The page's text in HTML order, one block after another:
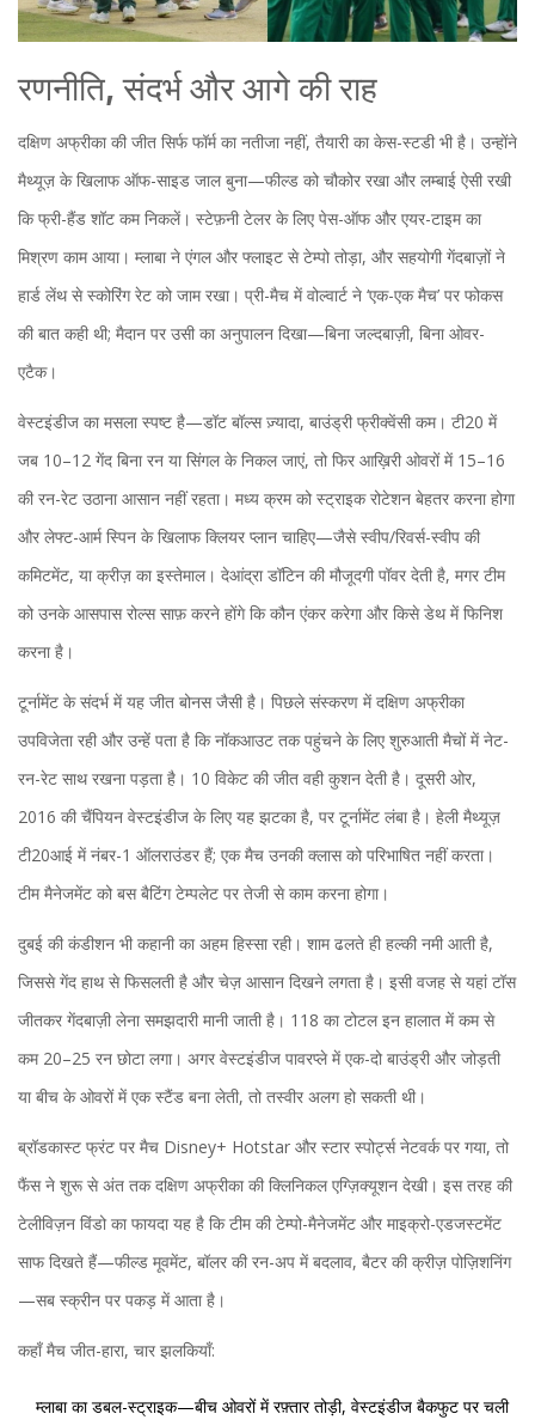
रणनीति, संदर्भ और आगे की राह
दक्षिण अफ्रीका की जीत सिर्फ फॉर्म का नतीजा नहीं, तैयारी का केस-स्टडी भी है। उन्होंने
मैथ्यूज़ के खिलाफ ऑफ-साइड जाल बुना—फील्ड को चौकोर रखा और लम्बाई ऐसी रखी
कि फ्री-हैंड शॉट कम निकलें। स्टेफ़नी टेलर के लिए पेस-ऑफ और एयर-टाइम का
मिश्रण काम आया। म्लाबा ने एंगल और फ्लाइट से टेम्पो तोड़ा, और सहयोगी गेंदबाज़ों ने
हार्ड लेंथ से स्कोरिंग रेट को जाम रखा। प्री-मैच में वोल्वार्ट ने ‘एक-एक मैच’ पर फोकस
की बात कही थी; मैदान पर उसी का अनुपालन दिखा—बिना जल्दबाज़ी, बिना ओवर-
एटैक।
वेस्टइंडीज का मसला स्पष्ट है—डॉट बॉल्स ज़्यादा, बाउंड्री फ्रीक्वेंसी कम। टी20 में
जब 10–12 गेंद बिना रन या सिंगल के निकल जाएं, तो फिर आख़िरी ओवरों में 15–16
की रन-रेट उठाना आसान नहीं रहता। मध्य क्रम को स्ट्राइक रोटेशन बेहतर करना होगा
और लेफ्ट-आर्म स्पिन के खिलाफ क्लियर प्लान चाहिए—जैसे स्वीप/रिवर्स-स्वीप की
कमिटमेंट, या क्रीज़ का इस्तेमाल। देआंद्रा डॉटिन की मौजूदगी पॉवर देती है, मगर टीम
को उनके आसपास रोल्स साफ़ करने होंगे कि कौन एंकर करेगा और किसे डेथ में फिनिश
करना है।
टूर्नामेंट के संदर्भ में यह जीत बोनस जैसी है। पिछले संस्करण में दक्षिण अफ्रीका
उपविजेता रही और उन्हें पता है कि नॉकआउट तक पहुंचने के लिए शुरुआती मैचों में नेट-
रन-रेट साथ रखना पड़ता है। 10 विकेट की जीत वही कुशन देती है। दूसरी ओर,
2016 की चैंपियन वेस्टइंडीज के लिए यह झटका है, पर टूर्नामेंट लंबा है। हेली मैथ्यूज़
टी20आई में नंबर-1 ऑलराउंडर हैं; एक मैच उनकी क्लास को परिभाषित नहीं करता।
टीम मैनेजमेंट को बस बैटिंग टेम्पलेट पर तेजी से काम करना होगा।
दुबई की कंडीशन भी कहानी का अहम हिस्सा रही। शाम ढलते ही हल्की नमी आती है,
जिससे गेंद हाथ से फिसलती है और चेज़ आसान दिखने लगता है। इसी वजह से यहां टॉस
जीतकर गेंदबाज़ी लेना समझदारी मानी जाती है। 118 का टोटल इन हालात में कम से
कम 20–25 रन छोटा लगा। अगर वेस्टइंडीज पावरप्ले में एक-दो बाउंड्री और जोड़ती
या बीच के ओवरों में एक स्टैंड बना लेती, तो तस्वीर अलग हो सकती थी।
ब्रॉडकास्ट फ्रंट पर मैच Disney+ Hotstar और स्टार स्पोर्ट्स नेटवर्क पर गया, तो
फैंस ने शुरू से अंत तक दक्षिण अफ्रीका की क्लिनिकल एग्ज़िक्यूशन देखी। इस तरह की
टेलीविज़न विंडो का फायदा यह है कि टीम की टेम्पो-मैनेजमेंट और माइक्रो-एडजस्टमेंट
साफ दिखते हैं—फील्ड मूवमेंट, बॉलर की रन-अप में बदलाव, बैटर की क्रीज़ पोज़िशनिंग
—सब स्क्रीन पर पकड़ में आता है।
कहाँ मैच जीत-हारा, चार झलकियाँ:
म्लाबा का डबल-स्ट्राइक—बीच ओवरों में रफ़्तार तोड़ी, वेस्टइंडीज बैकफुट पर चली